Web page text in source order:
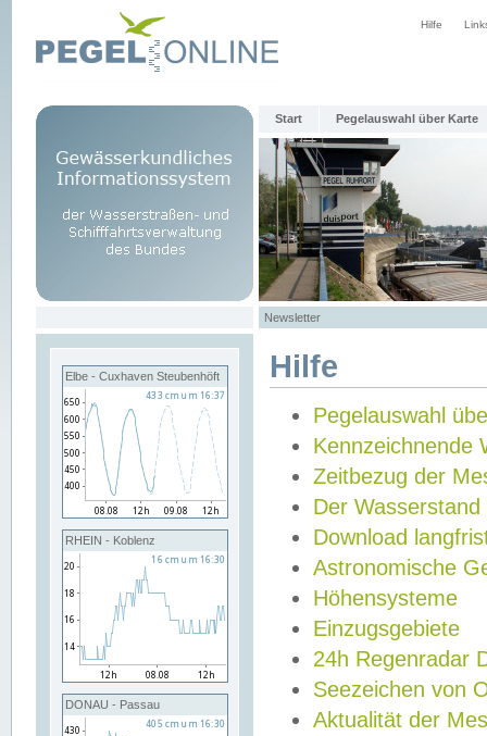
Hilfe
Start Pegelauswahl über Karte
Newsletter
Elbe - Cuxhaven Steubenhöft
RHEIN - Koblenz
DONAU - Passau
Hilfe
Pegelauswahl
Kennzeichnende
Zeitbezug der
Der Wasserstand
Download
Astronomische
Höhensysteme
Einzugsgebiete
24h Regenradar
Seezeichen von
Aktualität der